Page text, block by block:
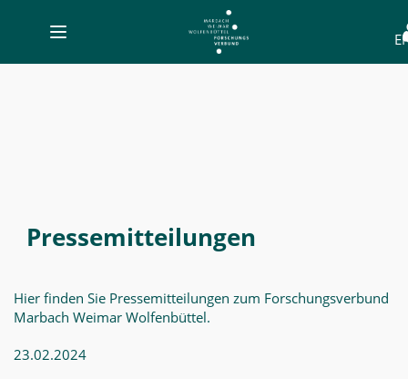
Toggle
navigation
Pressemitteilungen
Pressemitteilungen
Hier finden Sie Pressemitteilungen zum Forschungsverbund
Marbach Weimar Wolfenbüttel.
23.02.2024